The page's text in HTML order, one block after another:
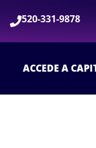
520-331-9878
ACCEDE A